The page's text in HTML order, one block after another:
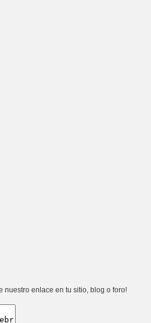
nuestro enlace en tu sitio, blog o foro!